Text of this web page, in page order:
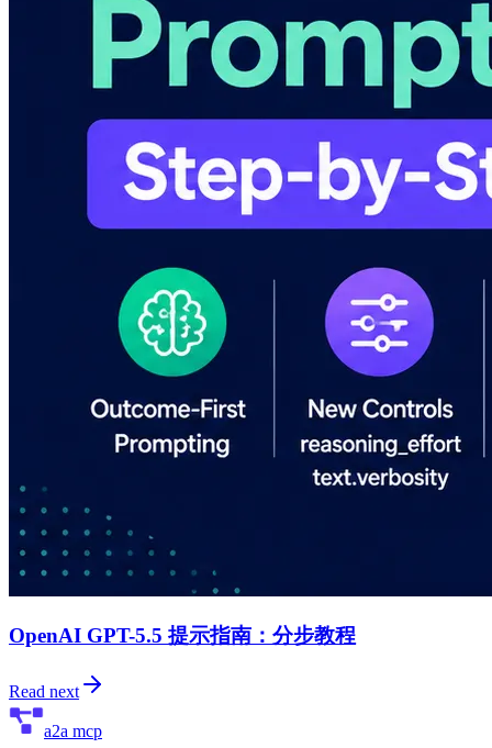
OpenAI GPT-5.5 提示指南：分步教程
Read next
a2a mcp